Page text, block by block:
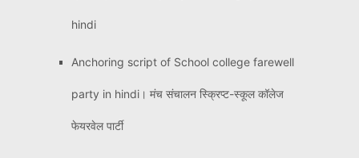
hindi
Anchoring script of School college farewell
party in hindi। मंच संचालन स्क्रिप्ट-स्कूल कॉलेज
फेयरवेल पार्टी